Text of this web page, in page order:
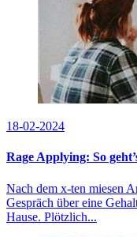
18-02-2024
Rage Applying: So
Nach dem x-ten miesen
Gespräch über eine
Hause. Plötzlich...